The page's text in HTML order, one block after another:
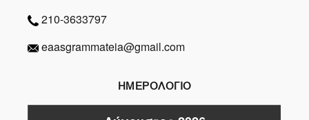
210-3633797
eaasgrammateia@gmail.com
ΗΜΕΡΟΛΟΓΙΟ